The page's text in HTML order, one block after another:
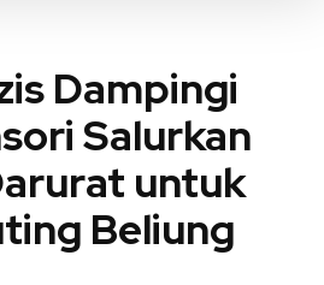
Dampingi
Salurkan
untuk
Beliung